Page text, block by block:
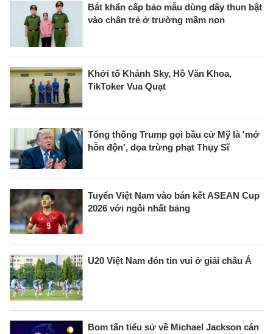
Bắt khẩn cấp bảo mẫu dùng dây thun bật
vào chân trẻ ở trường mầm non
Khởi tố Khánh Sky, Hồ Văn Khoa,
TikToker Vua Quạt
Tổng thống Trump gọi bầu cử Mỹ là 'mớ
hỗn độn', dọa trừng phạt Thụy Sĩ
Tuyển Việt Nam vào bán kết ASEAN Cup
2026 với ngôi nhất bảng
U20 Việt Nam đón tin vui ở giải châu Á
Bom tấn tiểu sử về Michael Jackson cán